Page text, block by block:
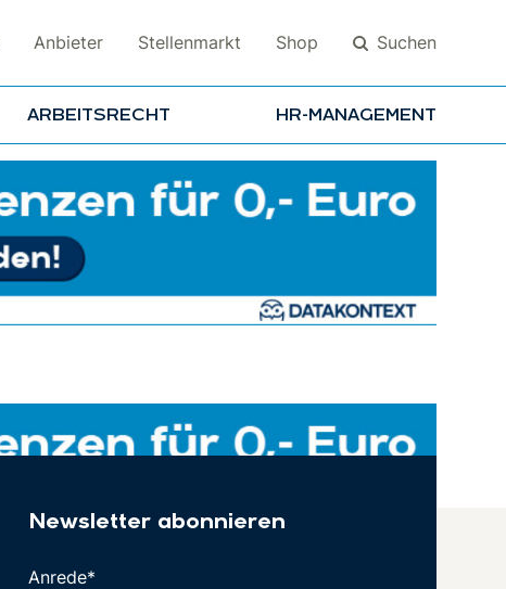
Anbieter Stellenmarkt Shop Suchen
ARBEITSRECHT HR-MANAGEMENT
Suchen
Newsletter abonnieren
Anrede*